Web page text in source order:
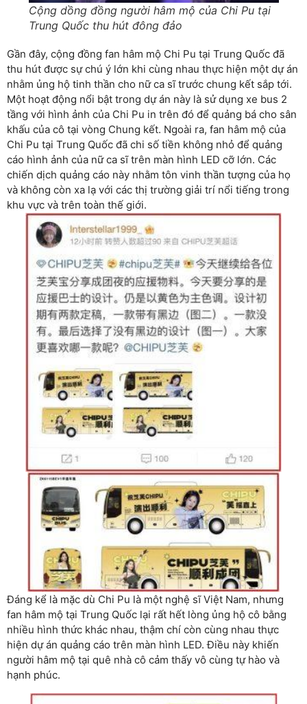
Cộng dồng đồng người hâm mộ của Chi Pu tại
Trung Quốc thu hút đông đảo
Gần đây, cộng đồng fan hâm mộ Chi Pu tại Trung Quốc đã
thu hút được sự chú ý lớn khi cùng nhau thực hiện một dự án
nhằm ủng hộ tinh thần cho nữ ca sĩ trước chung kết sắp tới.
Một hoạt động nổi bật trong dự án này là sử dụng xe bus 2
tầng với hình ảnh của Chi Pu in trên đó để quảng bá cho sân
khấu của cô tại vòng Chung kết. Ngoài ra, fan hâm mộ của
Chi Pu tại Trung Quốc đã chi số tiền không nhỏ để quảng
cáo hình ảnh của nữ ca sĩ trên màn hình LED cỡ lớn. Các
chiến dịch quảng cáo này nhằm tôn vinh thần tượng của họ
và không còn xa lạ với các thị trường giải trí nổi tiếng trong
khu vực và trên toàn thế giới.
Đáng kể là mặc dù Chi Pu là một nghệ sĩ Việt Nam, nhưng
fan hâm mộ tại Trung Quốc lại rất hết lòng ủng hộ cô bằng
nhiều hình thức khác nhau, thậm chí còn cùng nhau thực
hiện dự án quảng cáo trên màn hình LED. Điều này khiến
người hâm mộ tại quê nhà cô cảm thấy vô cùng tự hào và
hạnh phúc.